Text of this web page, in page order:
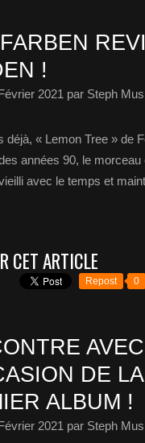
!
2021 par Steph
déjà, « Lemon Tree » de
années 90, le
avec le temps et
CET ARTICLE
Repost 0
DE
ALBUM !
2021 par Steph